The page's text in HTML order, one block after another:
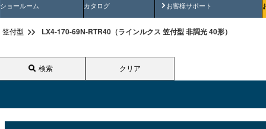
ショールーム カタログ お客様サポート
安全にご使用いただくた
笠付型 LX4-170-69N-RTR40（ラインルクス 笠付型 非調光 40形）
検索 クリア